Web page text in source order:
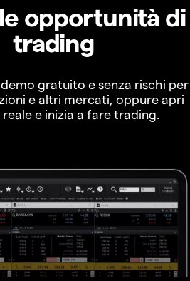
opportunità di
trading
gratuito e senza rischi per
e altri mercati, oppure apri
e inizia a fare trading.